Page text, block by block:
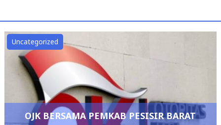
Uncategorized
OJK BERSAMA PEMKAB PESISIR BARAT